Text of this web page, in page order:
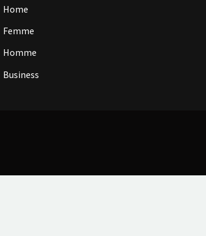
Home
Femme
Homme
Business